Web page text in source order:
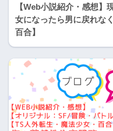
【Web小説紹介・感想】
女になったら男に戻れな
百合】